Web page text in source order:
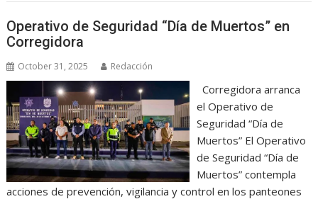
Operativo de Seguridad “Día de Muertos” en
Corregidora
October 31, 2025 Redacción
Corregidora arranca
el Operativo de
Seguridad “Día de
Muertos” El Operativo
de Seguridad “Día de
Muertos” contempla
acciones de prevención, vigilancia y control en los panteones